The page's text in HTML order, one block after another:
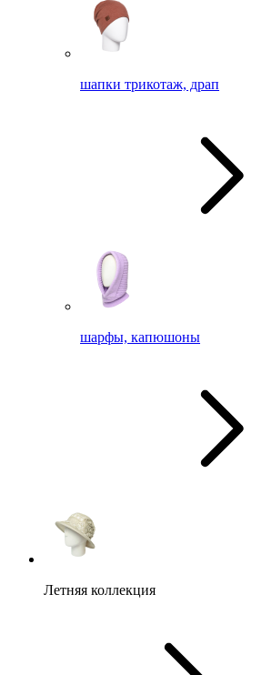
шапки трикотаж, драп
шарфы, капюшоны
Летняя коллекция